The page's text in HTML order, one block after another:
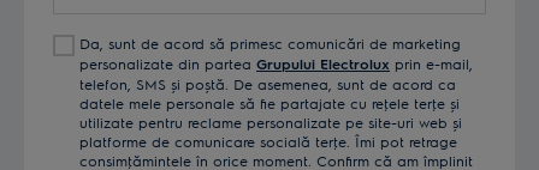
Da, sunt de acord să primesc comunicări de marketing
personalizate din partea Grupului Electrolux prin e-mail,
telefon, SMS și poștă. De asemenea, sunt de acord ca
datele mele personale să fie partajate cu reţele terţe și
utilizate pentru reclame personalizate pe site-uri web și
platforme de comunicare socială terţe. Îmi pot retrage
consimţămintele în orice moment. Confirm că am împlinit